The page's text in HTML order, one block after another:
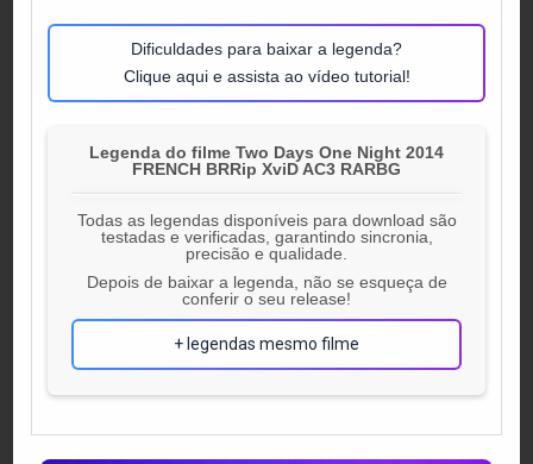
Dificuldades para baixar a legenda?
Clique aqui e assista ao vídeo tutorial!
Legenda do filme Two Days One Night 2014
FRENCH BRRip XviD AC3 RARBG
Todas as legendas disponíveis para download são
testadas e verificadas, garantindo sincronia,
precisão e qualidade.
Depois de baixar a legenda, não se esqueça de
conferir o seu release!
+ legendas mesmo filme